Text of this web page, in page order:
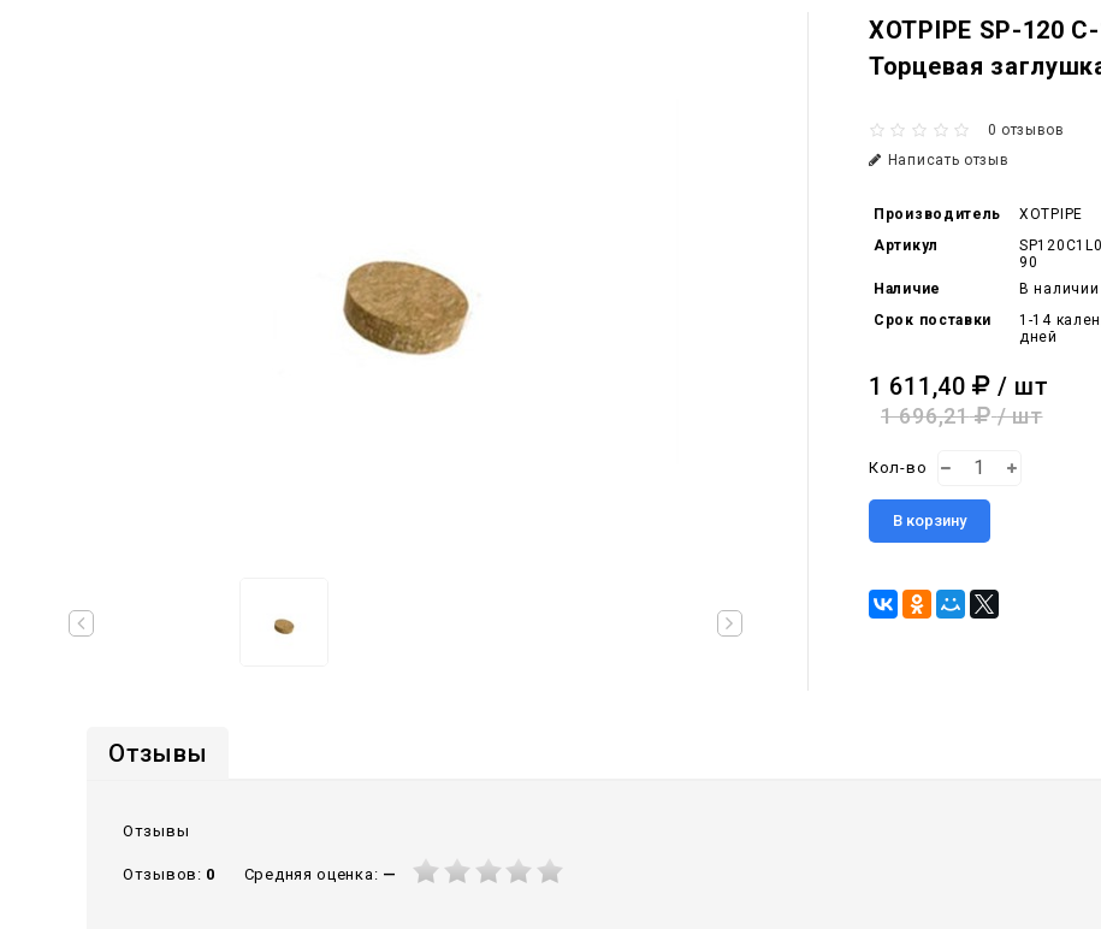
XOTPIPE SP-120
Торцевая
0 отзывов
Написать отзыв
Производитель
XOTPIPE
Артикул
90
Наличие
В наличии
Срок поставки
1-14
дней
1 611,40 / шт
1 696,21 / шт
Кол-во
В корзину
Отзывы
Отзывы
Отзывов: 0 Средняя оценка: —